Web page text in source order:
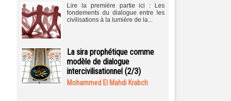
Lire la première partie ici : Les
fondements du dialogue entre les
civilisations à la lumière de la...
La sira prophétique comme
modèle de dialogue
intercivilisationnel (2/3)
Mohammed El Mahdi Krabch